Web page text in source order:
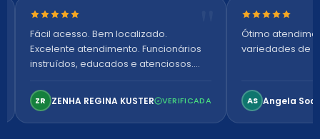
Nota 5 de 5 estrelas
Fácil acesso. Bem localizado.
Excelente atendimento. Funcionários
instruídos, educados e atenciosos.
confortável. Perfeito!
ZR ZENHA REGINA KUSTER VERIFICADA
Nota 5 de 5
Ótimo
variedades de
AS Angela